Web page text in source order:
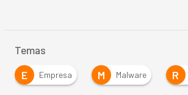
Temas
E
Empresa M Malware R